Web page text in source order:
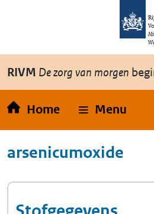
Overslaan en naar de inhoud gaan
RIVM De zorg van morgen
Home Menu
arsenicumoxide